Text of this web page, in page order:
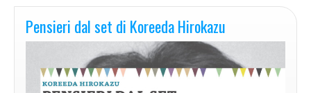
Pensieri dal set di Koreeda Hirokazu